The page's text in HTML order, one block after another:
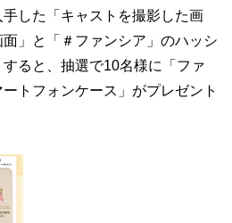
した「キャストを撮影した画
」と「＃ファンシア」のハッシ
ると、抽選で10名様に「ファ
トフォンケース」がプレゼント